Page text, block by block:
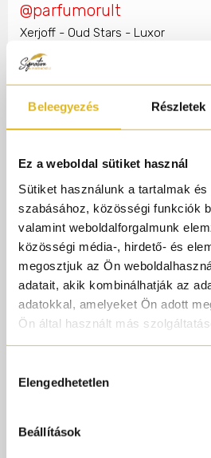
Beleegyezés Részletek
Ez a weboldal sütiket használ
Sütiket használunk a tartalmak
szabásához, közösségi funkciók
valamint weboldalforgalmunk
közösségi média-, hirdető- és
megosztjuk az Ön
adatait, akik kombinálhatják az
adatokkal, amelyeket Ön adott
Ön által használt más
kiválasztása
Elengedhetetlen
Beállítások
@parfumorult
Xerjoff - Oud Stars - Luxor
#xerjoff
#luxor
#egypt
#oud
#niche
#fragance
#parfum
#parfumtok
#luxury
#parfume
#foryou
Music) - Bayoumi
A gazdag és lenyűgöző egyiptomi